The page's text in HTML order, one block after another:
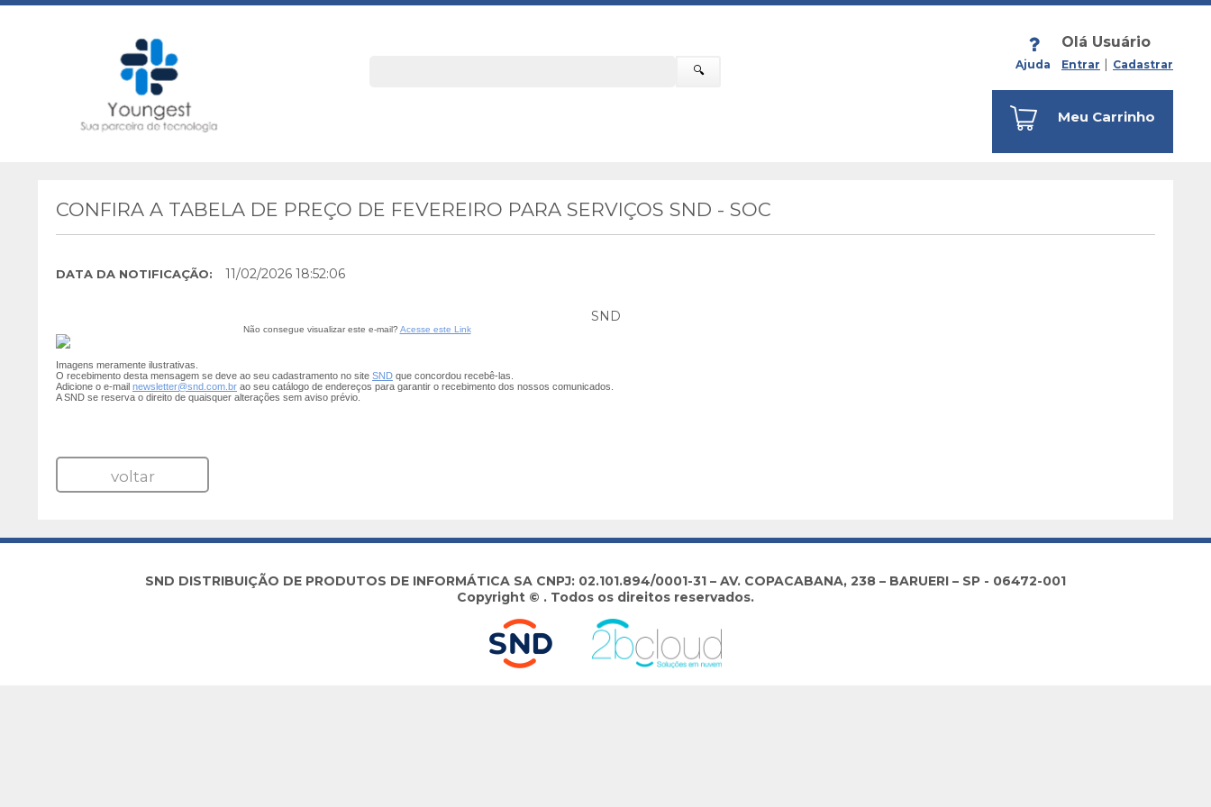
🔍 Ajuda
Olá Usuário
Entrar Cadastrar
Meu Carrinho
CONFIRA A TABELA DE PREÇO DE FEVEREIRO PARA SERVIÇOS SND - SOC
DATA DA NOTIFICAÇÃO: 11/02/2026 18:52:06
SND
Não consegue visualizar este e-mail? Acesse este Link
Imagens meramente ilustrativas.
O recebimento desta mensagem se deve ao seu cadastramento no site SND que concordou recebê-las.
Adicione o e-mail newsletter@snd.com.br ao seu catálogo de endereços para garantir o recebimento dos nossos comunicados.
A SND se reserva o direito de quaisquer alterações sem aviso prévio.
voltar
SND DISTRIBUIÇÃO DE PRODUTOS DE INFORMÁTICA SA CNPJ: 02.101.894/0001-31 – AV. COPACABANA, 238 – BARUERI – SP - 06472-001
Copyright © . Todos os direitos reservados.